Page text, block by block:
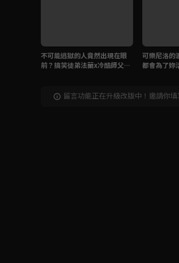
不可能逃獄的人竟然出現在眼
前？搞笑徒弟法蘭x冷酷師父六
可樂尼洛的
都會為了妳
留言功能正在升級改版中！邀請你填